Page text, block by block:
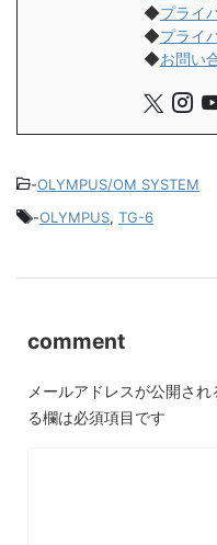
◆プライ
◆プライ
◆お問い
-OLYMPUS/OM SYSTEM
-OLYMPUS, TG-6
comment
メールアドレスが公開され
る欄は必須項目です